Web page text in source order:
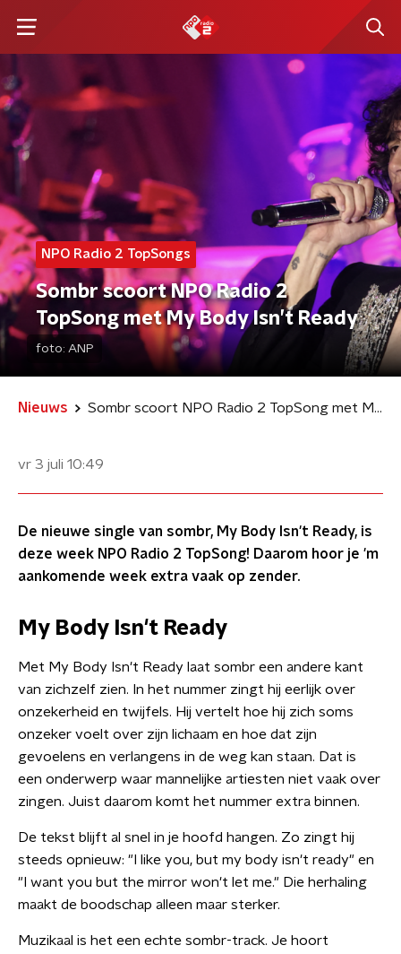
NPO Radio 2 TopSongs
Sombr scoort NPO Radio 2
TopSong met My Body Isn’t Ready
foto: ANP
Nieuws Sombr scoort NPO Radio 2 TopSong met My Body Isn’t Ready
vr 3 juli 10:49
De nieuwe single van sombr, My Body Isn't Ready, is
deze week NPO Radio 2 TopSong! Daarom hoor je 'm
aankomende week extra vaak op zender.
My Body Isn't Ready
Met My Body Isn't Ready laat sombr een andere kant
van zichzelf zien. In het nummer zingt hij eerlijk over
onzekerheid en twijfels. Hij vertelt hoe hij zich soms
onzeker voelt over zijn lichaam en hoe dat zijn
gevoelens en verlangens in de weg kan staan. Dat is
een onderwerp waar mannelijke artiesten niet vaak over
zingen. Juist daarom komt het nummer extra binnen.
De tekst blijft al snel in je hoofd hangen. Zo zingt hij
steeds opnieuw: "I like you, but my body isn't ready" en
"I want you but the mirror won't let me." Die herhaling
maakt de boodschap alleen maar sterker.
Muzikaal is het een echte sombr-track. Je hoort